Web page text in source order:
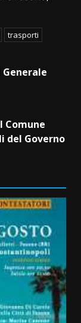
trasporti
Comune
del Governo